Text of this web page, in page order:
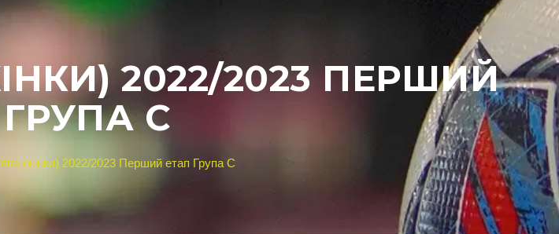
2022/2023 ПЕРШИЙ
C
(жінки) 2022/2023 Перший етап Група C ?>